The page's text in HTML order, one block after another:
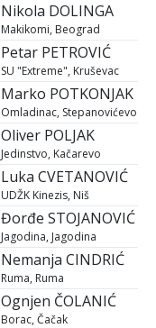
Nikola DOLINGA
Makikomi, Beograd
Petar PETROVIĆ
SU "Extreme", Kruševac
Marko POTKONJAK
Omladinac, Stepanovićevo
Oliver POLJAK
Jedinstvo, Kačarevo
Luka CVETANOVIĆ
UDŽK Kinezis, Niš
Đorđe STOJANOVIĆ
Jagodina, Jagodina
Nemanja CINDRIĆ
Ruma, Ruma
Ognjen ČOLANIĆ
Borac, Čačak